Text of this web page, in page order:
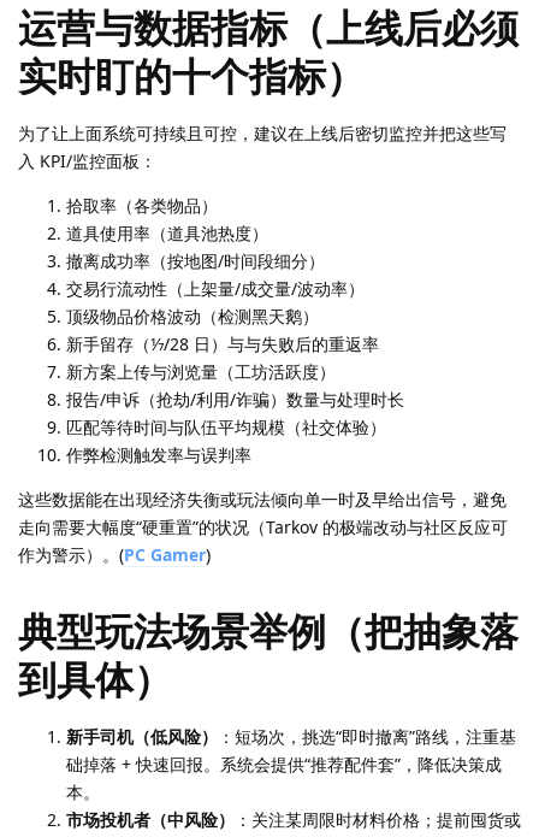
运营与数据指标（上线后必须
实时盯的十个指标）
为了让上面系统可持续且可控，建议在上线后密切监控并把这些写
入 KPI/监控面板：
拾取率（各类物品）
道具使用率（道具池热度）
撤离成功率（按地图/时间段细分）
交易行流动性（上架量/成交量/波动率）
顶级物品价格波动（检测黑天鹅）
新手留存（⅐/28 日）与与失败后的重返率
新方案上传与浏览量（工坊活跃度）
报告/申诉（抢劫/利用/诈骗）数量与处理时长
匹配等待时间与队伍平均规模（社交体验）
作弊检测触发率与误判率
这些数据能在出现经济失衡或玩法倾向单一时及早给出信号，避免
走向需要大幅度“硬重置”的状况（Tarkov 的极端改动与社区反应可
作为警示）。(PC Gamer)
典型玩法场景举例（把抽象落
到具体）
新手司机（低风险）
：短场次，挑选“即时撤离”路线，注重基
础掉落 + 快速回报。系统会提供“推荐配件套”，降低决策成
本。
市场投机者（中风险）
：关注某周限时材料价格；提前囤货或